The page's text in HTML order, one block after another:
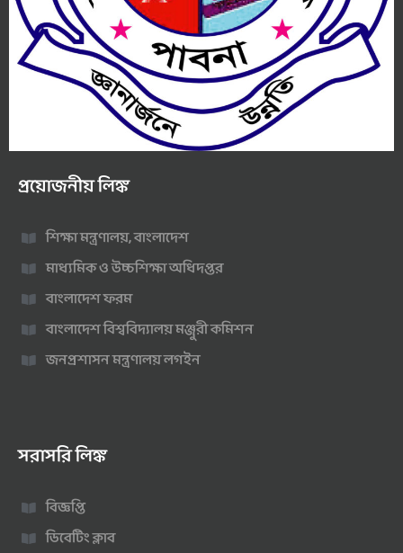
প্রয়োজনীয় লিঙ্ক
শিক্ষা মন্ত্রণালয়, বাংলাদেশ
মাধ্যমিক ও উচ্চশিক্ষা অধিদপ্তর
বাংলাদেশ ফরম
বাংলাদেশ বিশ্ববিদ্যালয় মঞ্জুরী কমিশন
জনপ্রশাসন মন্ত্রণালয় লগইন
সরাসরি লিঙ্ক
বিজ্ঞপ্তি
ডিবেটিং ক্লাব